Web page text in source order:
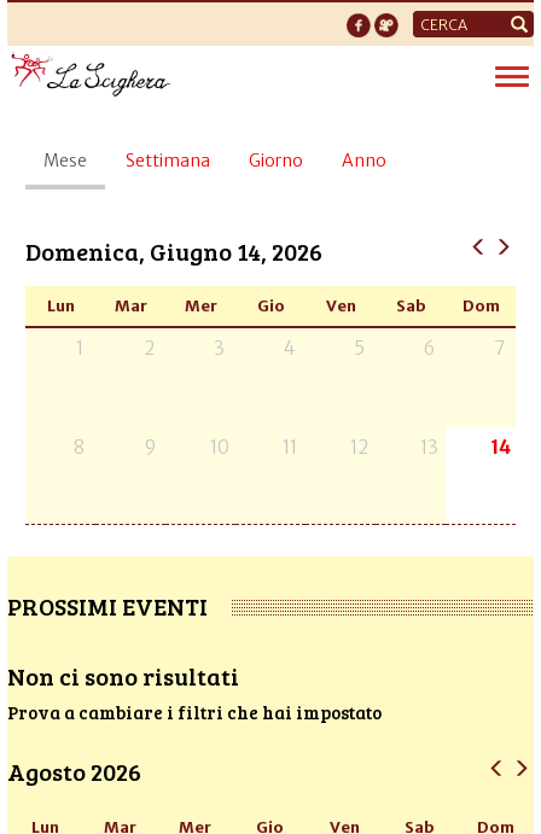
Form
di
ricerca
Schede
primarie
Mese (scheda
attiva)
Settimana Giorno Anno
Domenica, Giugno 14, 2026
Lun Mar Mer Gio Ven Sab Dom
1 2 3 4 5 6 7
8 9 10 11 12 13 14
PROSSIMI EVENTI
Non ci sono risultati
Prova a cambiare i filtri che hai impostato
Agosto 2026
Lun Mar Mer Gio Ven Sab Dom